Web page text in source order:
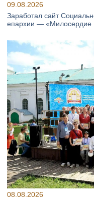
09.08.2026
Заработал сайт
епархии — «Милосердие
08.08.2026